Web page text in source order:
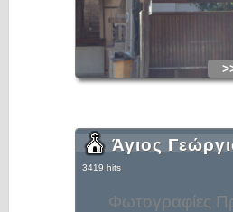
Φωτογραφίες
Άγιος
3419 hits